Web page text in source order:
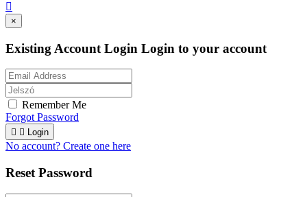

×
Existing Account Login Login to your account
Remember Me
Forgot Password
  Login
No account? Create one here
Reset Password